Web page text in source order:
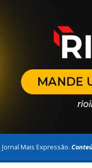
Jornal Mais Expressão.